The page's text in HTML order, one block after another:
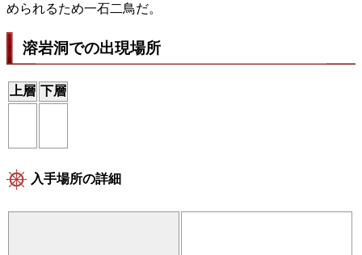
められるため一石二鳥だ。
溶岩洞での出現場所
上層 下層
入手場所の詳細